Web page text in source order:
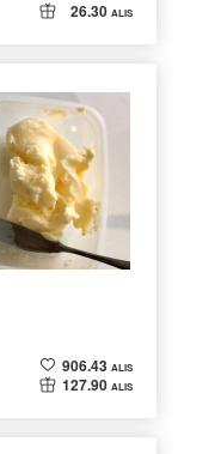
26.30 ALIS
906.43 ALIS
127.90 ALIS